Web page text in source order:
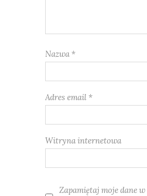
Nazwa *
Adres email *
Witryna internetowa
Zapamiętaj moje dane